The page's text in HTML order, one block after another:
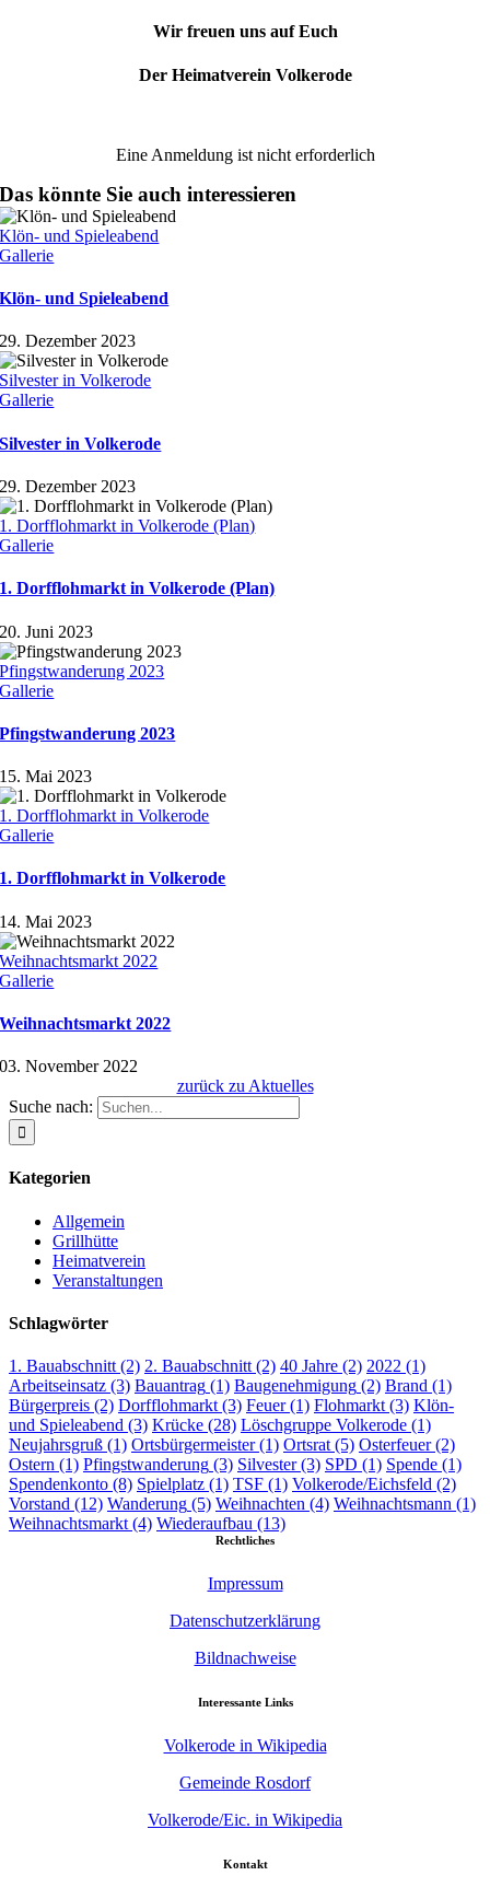
Wir freuen uns auf Euch
Der Heimatverein Volkerode
Eine Anmeldung ist nicht erforderlich
Das könnte Sie auch interessieren
Klön- und Spieleabend
Gallerie
Klön- und Spieleabend
29. Dezember 2023
Silvester in Volkerode
Gallerie
Silvester in Volkerode
29. Dezember 2023
1. Dorfflohmarkt in Volkerode (Plan)
Gallerie
1. Dorfflohmarkt in Volkerode (Plan)
20. Juni 2023
Pfingstwanderung 2023
Gallerie
Pfingstwanderung 2023
15. Mai 2023
1. Dorfflohmarkt in Volkerode
Gallerie
1. Dorfflohmarkt in Volkerode
14. Mai 2023
Weihnachtsmarkt 2022
Gallerie
Weihnachtsmarkt 2022
03. November 2022
zurück zu Aktuelles
Suche nach:
Kategorien
Allgemein
Grillhütte
Heimatverein
Veranstaltungen
Schlagwörter
1. Bauabschnitt (2) 2. Bauabschnitt (2) 40 Jahre (2) 2022 (1)
Arbeitseinsatz (3) Bauantrag (1) Baugenehmigung (2) Brand (1)
Bürgerpreis (2) Dorfflohmarkt (3) Feuer(1) Flohmarkt (3) Klön-
und Spieleabend (3) Krücke (28) Löschgruppe Volkerode (1)
Neujahrsgruß (1) Ortsbürgermeister(1) Ortsrat (5) Osterfeuer(2)
Ostern (1) Pfingstwanderung (3) Silvester(3) SPD (1) Spende (1)
Spendenkonto (8) Spielplatz (1) TSF (1) Volkerode/Eichsfeld (2)
Vorstand (12) Wanderung (5) Weihnachten (4) Weihnachtsmann (1)
Weihnachtsmarkt (4) Wiederaufbau (13)
Rechtliches
Impressum
Datenschutzerklärung
Bildnachweise
Interessante Links
Volkerode in Wikipedia
Gemeinde Rosdorf
Volkerode/Eic. in Wikipedia
Kontakt